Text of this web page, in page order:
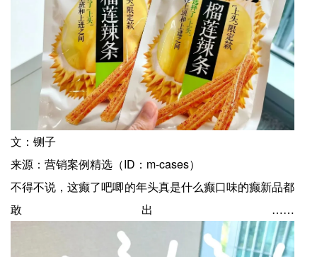
文：铡子
来源：营销案例精选（ID：m-cases）
不得不说，这癫了吧唧的年头真是什么癫口味的癫新品都
敢出……